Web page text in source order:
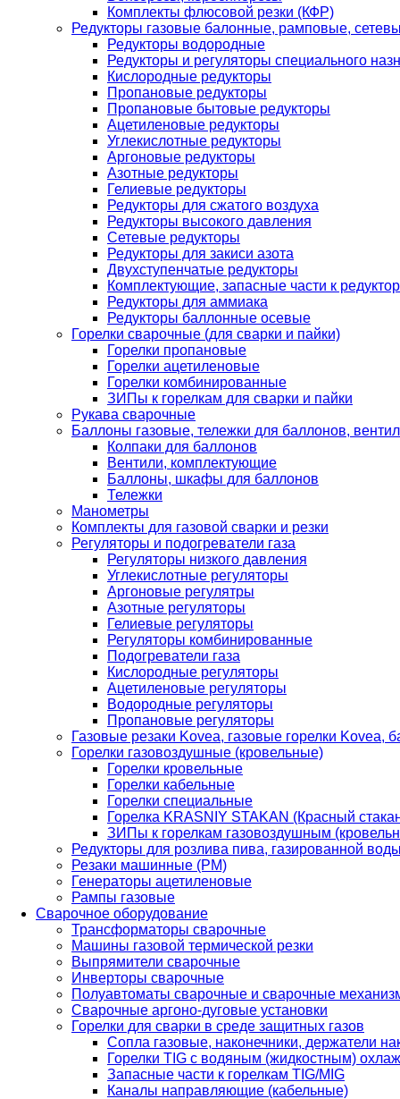
Комплекты флюсовой резки (КФР)
Редукторы газовые балонные, рамповые,
Редукторы водородные
Редукторы и регуляторы специального
Кислородные редукторы
Пропановые редукторы
Пропановые бытовые редукторы
Ацетиленовые редукторы
Углекислотные редукторы
Аргоновые редукторы
Азотные редукторы
Гелиевые редукторы
Редукторы для сжатого воздуха
Редукторы высокого давления
Сетевые редукторы
Редукторы для закиси азота
Двухступенчатые редукторы
Комплектующие, запасные части к
Редукторы для аммиака
Редукторы баллонные осевые
Горелки сварочные (для сварки и пайки)
Горелки пропановые
Горелки ацетиленовые
Горелки комбинированные
ЗИПы к горелкам для сварки и пайки
Рукава сварочные
Баллоны газовые, тележки для баллонов,
Колпаки для баллонов
Вентили, комплектующие
Баллоны, шкафы для баллонов
Тележки
Манометры
Комплекты для газовой сварки и резки
Регуляторы и подогреватели газа
Регуляторы низкого давления
Углекислотные регуляторы
Аргоновые регулятры
Азотные регуляторы
Гелиевые регуляторы
Регуляторы комбинированные
Подогреватели газа
Кислородные регуляторы
Ацетиленовые регуляторы
Водородные регуляторы
Пропановые регуляторы
Газовые резаки Kovea, газовые горелки Kovea,
Горелки газовоздушные (кровельные)
Горелки кровельные
Горелки кабельные
Горелки специальные
Горелка KRASNIY STAKAN (Красный
ЗИПы к горелкам газовоздушным
Редукторы для розлива пива, газированной
Резаки машинные (РМ)
Генераторы ацетиленовые
Рампы газовые
Сварочное оборудование
Трансформаторы сварочные
Машины газовой термической резки
Выпрямители сварочные
Инверторы сварочные
Полуавтоматы сварочные и сварочные
Сварочные аргоно-дуговые установки
Горелки для сварки в среде защитных газов
Сопла газовые, наконечники, держатели
Горелки TIG с водяным (жидкостным)
Запасные части к горелкам TIG/MIG
Каналы направляющие (кабельные)